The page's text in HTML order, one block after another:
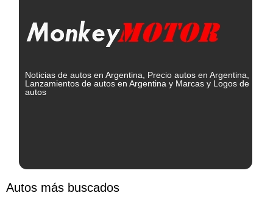
Noticias de autos en Argentina, Precio autos en Argentina,
Lanzamientos de autos en Argentina y Marcas y Logos de
autos
Autos más buscados